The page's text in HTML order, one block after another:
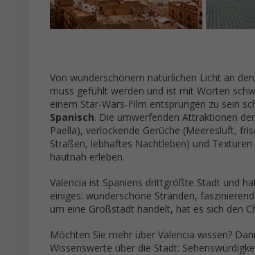
Von wunderschönem natürlichen Licht an
muss gefühlt werden und ist mit Worten
einem Star-Wars-Film entsprungen zu sein
Spanisch. Die umwerfenden Attraktionen
Paella), verlockende Gerüche (Meeresluft,
Straßen, lebhaftes Nachtleben) und
hautnah erleben.
Valencia ist Spaniens drittgrößte Stadt und
einiges: wunderschöne Stränden,
um eine Großstadt handelt, hat es sich den
Möchten Sie mehr über Valencia wissen?
Wissenswerte über die Stadt: